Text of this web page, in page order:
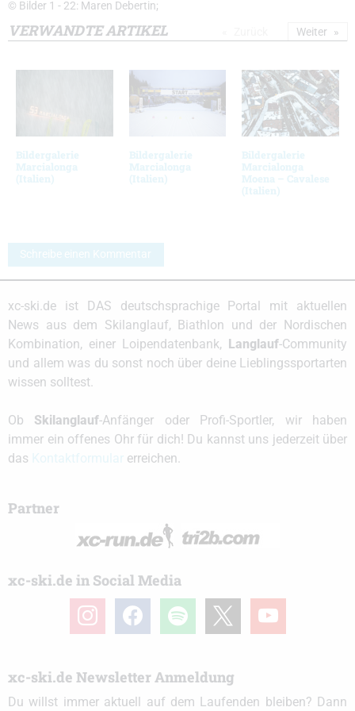
© Bilder 1 - 22: Maren Debertin;
VERWANDTE ARTIKEL
Bildergalerie
Marcialonga
(Italien)
Bildergalerie
Marcialonga
(Italien)
Bildergalerie
Marcialonga
Moena – Cavalese
(Italien)
Weiter
Schreibe einen Kommentar
xc-ski.de ist DAS deutschsprachige Portal mit aktuellen
News aus dem Skilanglauf, Biathlon und der Nordischen
Kombination, einer Loipendatenbank,
Langlauf-Community
und allem was du sonst noch über deine Lieblingssportarten
wissen solltest.
Ob Skilanglauf-Anfänger oder Profi-Sportler, wir haben
immer ein offenes Ohr für dich! Du kannst uns jederzeit über
das
erreichen.
Partner
xc-ski.de in Social Media
instagramfacebook spotify youtube
xc-ski.de Newsletter Anmeldung
Du willst immer aktuell auf dem Laufenden bleiben? Dann